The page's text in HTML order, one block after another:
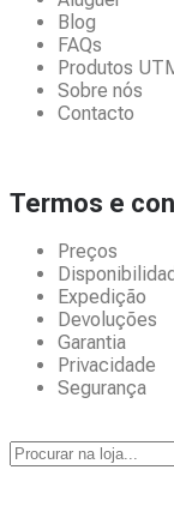
Blog
FAQs
Produtos
Sobre nós
Contacto
Termos e
Preços
Expedição
Devoluções
Garantia
Privacidade
Segurança